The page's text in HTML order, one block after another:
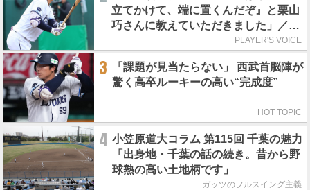
立てかけて、端に置くんだぞ』と栗山
巧さんに教えていただきました」／憧
PLAYER'S VOICE
3
「課題が見当たらない」 西武首脳陣が
驚く高卒ルーキーの高い“完成度”
HOT TOPIC
4 小笠原道大コラム 第115回 千葉の魅力
「出身地・千葉の話の続き。昔から野
球熱の高い土地柄です」
ガッツのフルスイング主義